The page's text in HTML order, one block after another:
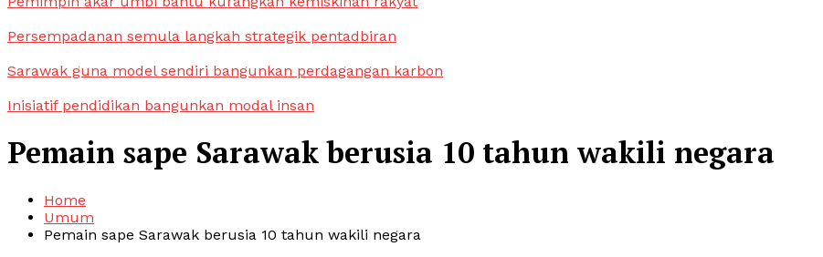
Persempadanan semula langkah strategik pentadbiran
Sarawak guna model sendiri bangunkan perdagangan karbon
Inisiatif pendidikan bangunkan modal insan
Pemain sape Sarawak berusia 10 tahun wakili negara
Home
Umum
Pemain sape Sarawak berusia 10 tahun wakili negara